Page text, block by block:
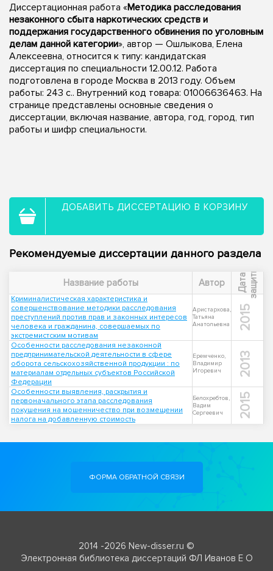
Диссертационная работа «Методика расследования
незаконного сбыта наркотических средств и
поддержания государственного обвинения по уголовным
делам данной категории», автор — Ошлыкова, Елена
Алексеевна, относится к типу: кандидатская
диссертация по специальности 12.00.12. Работа
подготовлена в городе Москва в 2013 году. Объем
работы: 243 с.. Внутренний код товара: 01006636463. На
странице представлены основные сведения о
диссертации, включая название, автора, год, город, тип
работы и шифр специальности.
ДОБАВИТЬ ДИССЕРТАЦИЮ В КОРЗИНУ
Рекомендуемые диссертации данного раздела
Название работы Автор Д
а
т
а
з
а
щ
и
т ы
Криминалистическая характеристика и
совершенствование методики расследования
преступлений против прав и законных интересов
человека и гражданина, совершаемых по
экстремистским мотивам
Аристархова,
Татьяна
Анатольевна
2015
Особенности расследования незаконной
предпринимательской деятельности в сфере
оборота сельскохозяйственной продукции : по
материалам отдельных субъектов Российской
Федерации
Еремченко,
Владимир
Игоревич
2013
Особенности выявления, раскрытия и
первоначального этапа расследования
покушения на мошенничество при возмещении
налога на добавленную стоимость
Белохребтов,
Вадим
Сергеевич
2015
ФОРМА ОБРАТНОЙ СВЯЗИ
2014 -2026 New-disser.ru ©
Электронная библиотека диссертаций ФЛ Иванов Е О